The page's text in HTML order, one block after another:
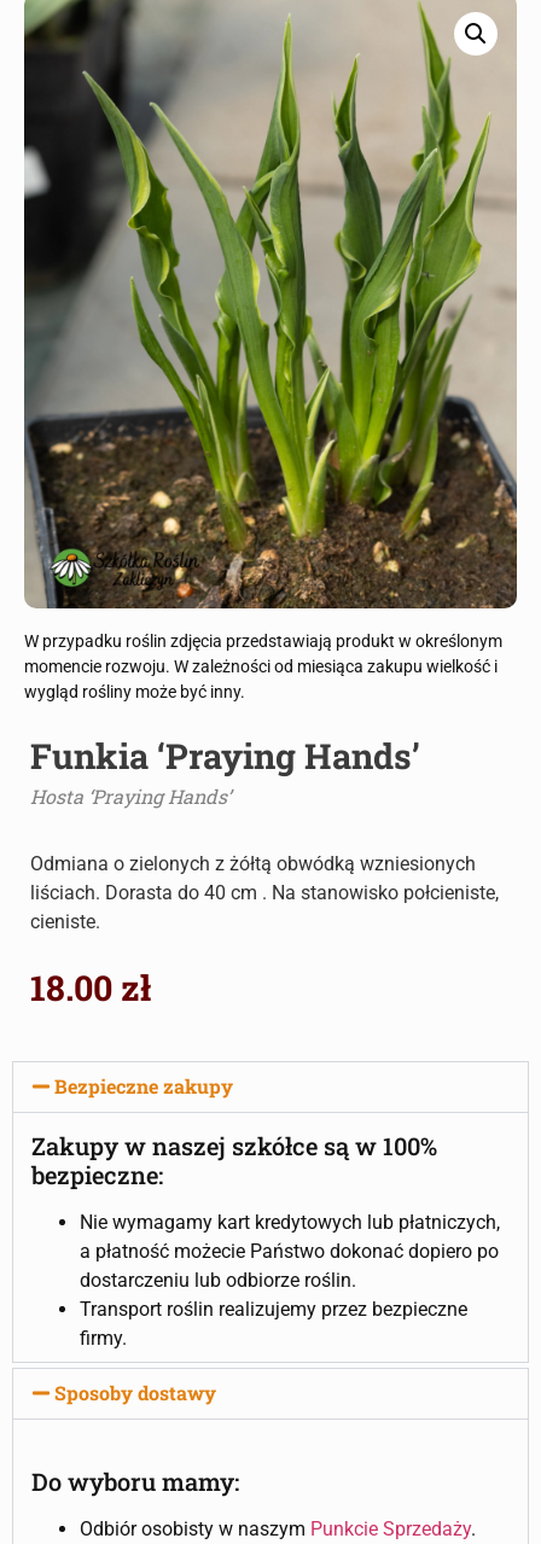
W przypadku roślin zdjęcia przedstawiają produkt w określonym
momencie rozwoju. W zależności od miesiąca zakupu wielkość i
wygląd rośliny może być inny.
Funkia ‘Praying Hands’
Hosta ‘Praying Hands’
Odmiana o zielonych z żółtą obwódką wzniesionych
liściach. Dorasta do 40 cm . Na stanowisko połcieniste,
cieniste.
18.00 zł
Bezpieczne zakupy
Zakupy w naszej szkółce są w 100%
bezpieczne:
Nie wymagamy kart kredytowych lub płatniczych,
a płatność możecie Państwo dokonać dopiero po
dostarczeniu lub odbiorze roślin.
Transport roślin realizujemy przez bezpieczne
firmy.
Sposoby dostawy
Do wyboru mamy:
Odbiór osobisty w naszym Punkcie Sprzedaży.